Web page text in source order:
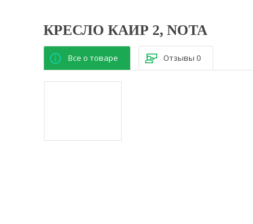
КРЕСЛО КАИР 2, NOTA
Все о товаре Отзывы 0